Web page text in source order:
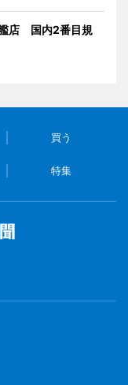
店 国内2番目規
買う
特集